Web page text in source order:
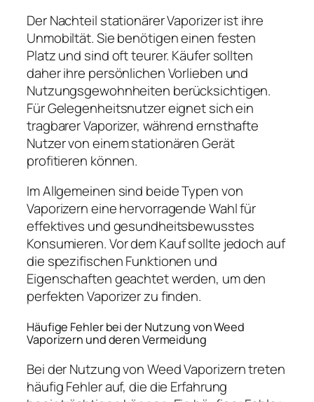
Der Nachteil stationärer Vaporizer ist ihre
Unmobiltät. Sie benötigen einen festen
Platz und sind oft teurer. Käufer sollten
daher ihre persönlichen Vorlieben und
Nutzungsgewohnheiten berücksichtigen.
Für Gelegenheitsnutzer eignet sich ein
tragbarer Vaporizer, während ernsthafte
Nutzer von einem stationären Gerät
profitieren können.
Im Allgemeinen sind beide Typen von
Vaporizern eine hervorragende Wahl für
effektives und gesundheitsbewusstes
Konsumieren. Vor dem Kauf sollte jedoch auf
die spezifischen Funktionen und
Eigenschaften geachtet werden, um den
perfekten Vaporizer zu finden.
Häufige Fehler bei der Nutzung von Weed
Vaporizern und deren Vermeidung
Bei der Nutzung von Weed Vaporizern treten
häufig Fehler auf, die die Erfahrung